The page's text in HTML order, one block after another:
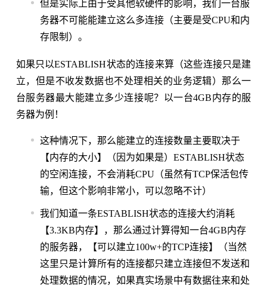
但是实际上由于受其他软硬件的影响，我们一台服
务器不可能能建立这么多连接（主要是受CPU和内
存限制）。
如果只以ESTABLISH状态的连接来算（这些连接只是建
立，但是不收发数据也不处理相关的业务逻辑）那么一
台服务器最大能建立多少连接呢？以一台4GB内存的服
务器为例！
这种情况下，那么能建立的连接数量主要取决于
【内存的大小】（因为如果是）ESTABLISH状态
的空闲连接，不会消耗CPU（虽然有TCP保活包传
输，但这个影响非常小，可以忽略不计）
我们知道一条ESTABLISH状态的连接大约消耗
【3.3KB内存】，那么通过计算得知一台4GB内存
的服务器，【可以建立100w+的TCP连接】（当然
这里只是计算所有的连接都只建立连接但不发送和
处理数据的情况，如果真实场景中有数据往来和处